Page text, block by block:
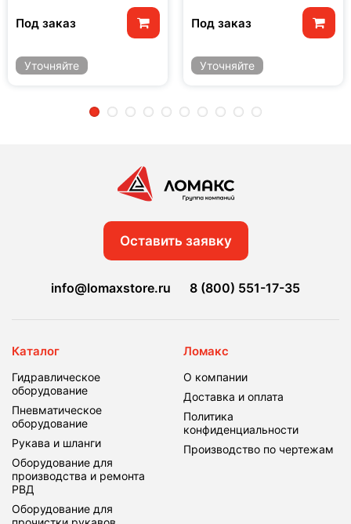
Под заказ
Уточняйте
Под заказ
Уточняйте
Оставить заявку
info@lomaxstore.ru 8 (800) 551-17-35
Каталог
Гидравлическое
оборудование
Пневматическое
оборудование
Рукава и шланги
Оборудование для
производства и ремонта
РВД
Оборудование для
Ломакс
О компании
Доставка и оплата
Политика
конфиденциальности
Производство по чертежам